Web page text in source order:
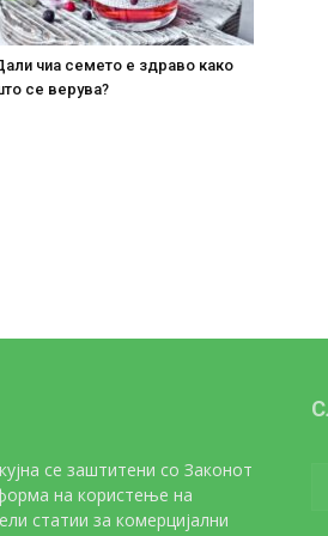
чиа семето е здраво како
се верува?
се заштитени со Законот
на користење на
статии за комерцијални